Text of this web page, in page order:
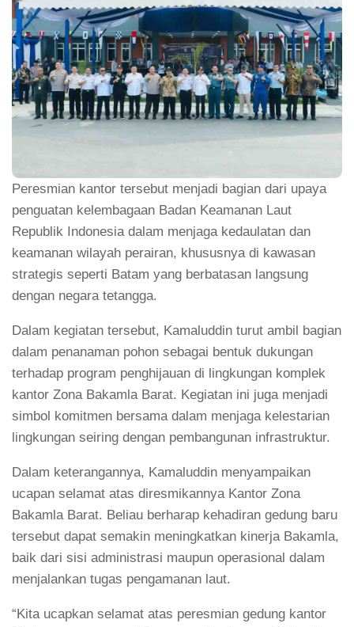
Peresmian kantor tersebut menjadi bagian dari upaya
penguatan kelembagaan Badan Keamanan Laut
Republik Indonesia dalam menjaga kedaulatan dan
keamanan wilayah perairan, khususnya di kawasan
strategis seperti Batam yang berbatasan langsung
dengan negara tetangga.
Dalam kegiatan tersebut, Kamaluddin turut ambil bagian
dalam penanaman pohon sebagai bentuk dukungan
terhadap program penghijauan di lingkungan komplek
kantor Zona Bakamla Barat. Kegiatan ini juga menjadi
simbol komitmen bersama dalam menjaga kelestarian
lingkungan seiring dengan pembangunan infrastruktur.
Dalam keterangannya, Kamaluddin menyampaikan
ucapan selamat atas diresmikannya Kantor Zona
Bakamla Barat. Beliau berharap kehadiran gedung baru
tersebut dapat semakin meningkatkan kinerja Bakamla,
baik dari sisi administrasi maupun operasional dalam
menjalankan tugas pengamanan laut.
“Kita ucapkan selamat atas peresmian gedung kantor